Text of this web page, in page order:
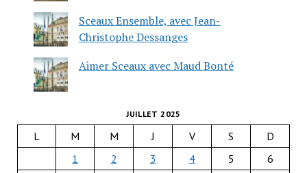
Sceaux Ensemble, avec Jean-
Christophe Dessanges
Aimer Sceaux avec Maud Bonté
JUILLET 2025
L M M J V S
D
1
2 3 4 5
6